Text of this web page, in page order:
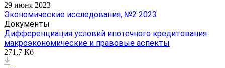
29 июня 2023
Экономические исследования, №2 2023
Документы
Дифференциация условий ипотечного кредитования
макроэкономические и правовые аспекты
271,7 Кб